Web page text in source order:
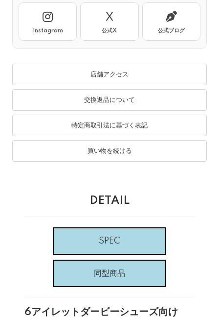
Instagram
X
公式X 公式ブログ
店舗アクセス
交換返品について
特定商取引法に基づく表記
買い物を続ける
DETAIL
SPEC
同型商品
6アイレットダービーシューズ向け